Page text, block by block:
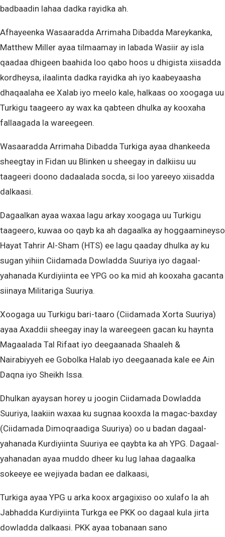
badbaadin lahaa dadka rayidka ah.
Afhayeenka Wasaaradda Arrimaha Dibadda Mareykanka,
Matthew Miller ayaa tilmaamay in labada Wasiir ay isla
qaadaa dhigeen baahida loo qabo hoos u dhigista xiisadda
kordheysa, ilaalinta dadka rayidka ah iyo kaabeyaasha
dhaqaalaha ee Xalab iyo meelo kale, halkaas oo xoogaga uu
Turkigu taageero ay wax ka qabteen dhulka ay kooxaha
fallaagada la wareegeen.
Wasaaradda Arrimaha Dibadda Turkiga ayaa dhankeeda
sheegtay in Fidan uu Blinken u sheegay in dalkiisu uu
taageeri doono dadaalada socda, si loo yareeyo xiisadda
dalkaasi.
Dagaalkan ayaa waxaa lagu arkay xoogaga uu Turkigu
taageero, kuwaa oo qayb ka ah dagaalka ay hoggaamineyso
Hayat Tahrir Al-Sham (HTS) ee lagu qaaday dhulka ay ku
sugan yihiin Ciidamada Dowladda Suuriya iyo dagaal-
yahanada Kurdiyiinta ee YPG oo ka mid ah kooxaha gacanta
siinaya Militariga Suuriya.
Xoogaga uu Turkigu bari-taaro (Ciidamada Xorta Suuriya)
ayaa Axaddii sheegay inay la wareegeen gacan ku haynta
Magaalada Tal Rifaat iyo deegaanada Shaaleh &
Nairabiyyeh ee Gobolka Halab iyo deegaanada kale ee Ain
Daqna iyo Sheikh Issa.
Dhulkan ayaysan horey u joogin Ciidamada Dowladda
Suuriya, laakiin waxaa ku sugnaa kooxda la magac-baxday
(Ciidamada Dimoqraadiga Suuriya) oo u badan dagaal-
yahanada Kurdiyiinta Suuriya ee qaybta ka ah YPG. Dagaal-
yahanadan ayaa muddo dheer ku lug lahaa dagaalka
sokeeye ee wejiyada badan ee dalkaasi,
Turkiga ayaa YPG u arka koox argagixiso oo xulafo la ah
Jabhadda Kurdiyiinta Turkga ee PKK oo dagaal kula jirta
dowladda dalkaasi. PKK ayaa tobanaan sano